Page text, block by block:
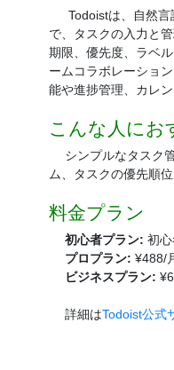
Todoistは、自然
で、タスクの入力と
期限、優先度、ラベ
ームコラボレーショ
能や進捗管理、カレ
こんな人にお
シンプルなタスク
ム、タスクの優先順
料金プラン
初心者プラン: 初
プロプラン: ¥488/
ビジネスプラン:
詳細はTodoist公式